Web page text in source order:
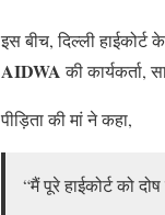
इस बीच, दिल्ली
AIDWAकी कार्यकर्ता,
पीड़िता की मां ने कहा,
“मैं पूरे हाईकोर्ट को